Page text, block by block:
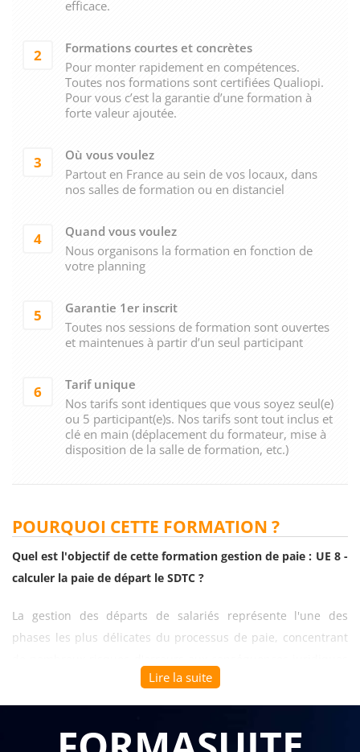
efficace.
2
Formations courtes et concrètes
Pour monter rapidement en compétences.
Toutes nos formations sont certifiées Qualiopi.
Pour vous c’est la garantie d’une formation à
forte valeur ajoutée.
3
Où vous voulez
Partout en France au sein de vos locaux, dans
nos salles de formation ou en distanciel
4
Quand vous voulez
Nous organisons la formation en fonction de
votre planning
5
Garantie 1er inscrit
Toutes nos sessions de formation sont ouvertes
et maintenues à partir d’un seul participant
6
Tarif unique
Nos tarifs sont identiques que vous soyez seul(e)
ou 5 participant(e)s. Nos tarifs sont tout inclus et
clé en main (déplacement du formateur, mise à
disposition de la salle de formation, etc.)
POURQUOI CETTE FORMATION ?
Quel est l'objectif de cette formation gestion de paie : UE 8 -
calculer la paie de départ le SDTC ?
La gestion des départs de salariés représente l'une des
phases les plus délicates du processus de paie, concentrant
et financières significatives. Entre le calcul des indemnités de
rupture, la régularisation des congés payés et les formalités
maîtriser un ensemble complexe de règles qui varient selon
Lire la suite